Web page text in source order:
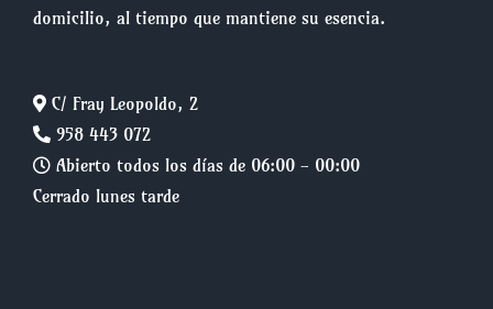
domicilio, al tiempo que mantiene su esencia.
C/ Fray Leopoldo, 2
958 443 072
Abierto todos los días de 06:00 - 00:00
Cerrado lunes tarde